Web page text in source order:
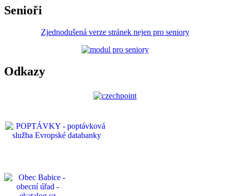
Senioři
Zjednodušená verze stránek nejen pro seniory
Odkazy